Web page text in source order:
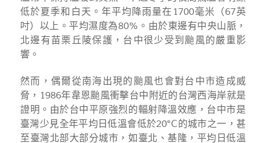
低於夏季和白天。年平均降雨量在1700毫米（67英
吋）以上。平均濕度為80%。由於東邊有中央山脈，
北邊有苗栗丘陵保護，台中很少受到颱風的嚴重影
響。
然而，偶爾從南海出現的颱風也會對台中市造成威
脅，1986年韋恩颱風衝擊台中附近的台灣西海岸就是
證明。由於台中平原強烈的輻射降溫效應，台中市是
臺灣少見全年平均日低溫會低於20°C的城市之一，甚
至臺灣北部大部分城市，如臺北、基隆，平均日低溫